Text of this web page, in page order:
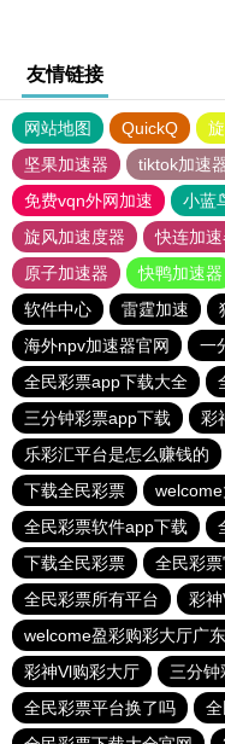
友情链接
网站地图 QuickQ
坚果加速器
tiktok加速
免费vqn外网加速
小蓝
旋风加速度器
快连加速
原子加速器
快鸭加速器
软件中心
雷霆加速
海外npv加速器官网
一
全民彩票app下载大全
三分钟彩票app下载
彩
乐彩汇平台是怎么赚钱的
下载全民彩票
全民彩票软件app下载
下载全民彩票
全民彩
全民彩票所有平台
彩
welcome盈彩购彩大厅广东
彩神Vl购彩大厅
三分钟
全民彩票平台换了吗